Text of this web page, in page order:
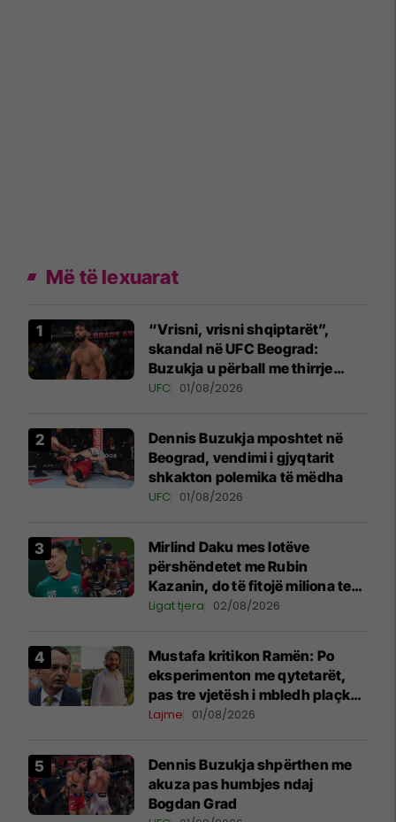
Më të lexuarat
“Vrisni, vrisni shqiptarët”,
skandal në UFC Beograd:
Buzukja u përball me thirrje
anti-shqiptare nga tribunat
UFC 01/08/2026
Dennis Buzukja mposhtet në
Beograd, vendimi i gjyqtarit
shkakton polemika të mëdha
UFC 01/08/2026
Mirlind Daku mes lotëve
përshëndetet me Rubin
Kazanin, do të fitojë miliona te
Spartak Moska
Ligat tjera 02/08/2026
Mustafa kritikon Ramën: Po
eksperimenton me qytetarët,
pas tre vjetësh i mbledh plaçkat
për Londër
Lajme 01/08/2026
Dennis Buzukja shpërthen me
akuza pas humbjes ndaj
Bogdan Grad